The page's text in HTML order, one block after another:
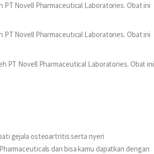
Novell Pharmaceutical Laboratories. Obat ini
Novell Pharmaceutical Laboratories. Obat ini
PT Novell Pharmaceutical Laboratories. Obat ini
gejala osteoartritis serta nyeri
dan bisa kamu dapatkan dengan